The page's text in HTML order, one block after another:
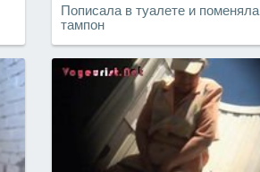
Пописала в туалете и поменяла
тампон